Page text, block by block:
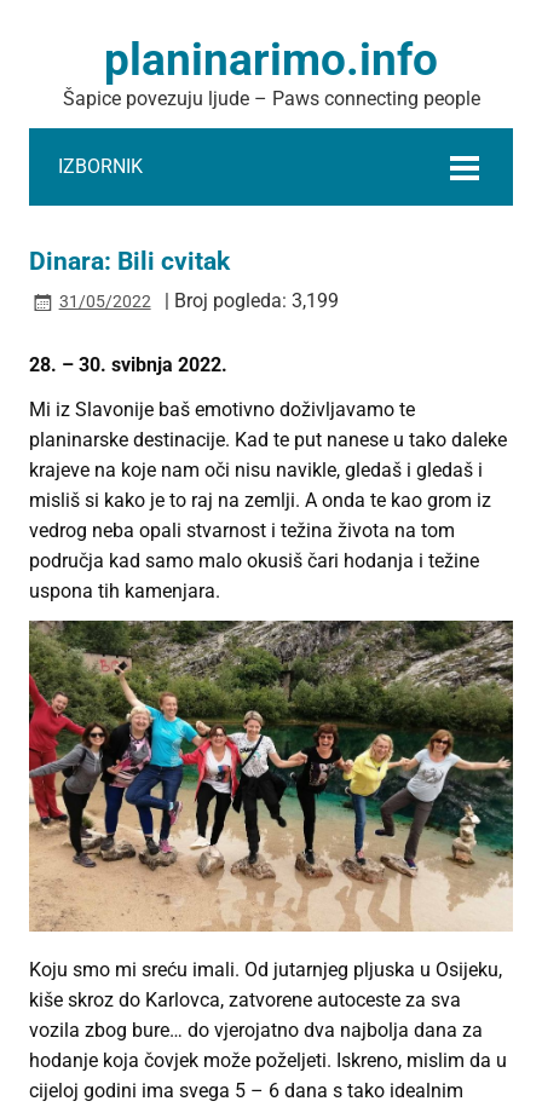
planinarimo.info
Šapice povezuju ljude – Paws connecting people
IZBORNIK
Dinara: Bili cvitak
31/05/2022 | Broj pogleda: 3,199
28. – 30. svibnja 2022.
Mi iz Slavonije baš emotivno doživljavamo te
planinarske destinacije. Kad te put nanese u tako daleke
krajeve na koje nam oči nisu navikle, gledaš i gledaš i
misliš si kako je to raj na zemlji. A onda te kao grom iz
vedrog neba opali stvarnost i težina života na tom
područja kad samo malo okusiš čari hodanja i težine
uspona tih kamenjara.
Koju smo mi sreću imali. Od jutarnjeg pljuska u Osijeku,
kiše skroz do Karlovca, zatvorene autoceste za sva
vozila zbog bure… do vjerojatno dva najbolja dana za
hodanje koja čovjek može poželjeti. Iskreno, mislim da u
cijeloj godini ima svega 5 – 6 dana s tako idealnim